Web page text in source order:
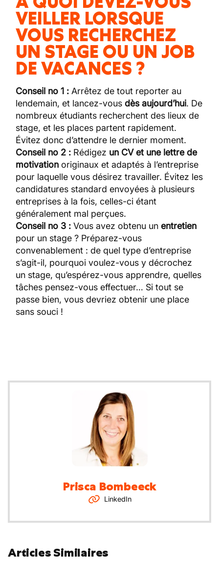
VEILLER LORSQUE
VOUS RECHERCHEZ
UN STAGE OU UN JOB
DE VACANCES ?
Conseil no 1 : Arrêtez de tout reporter au
lendemain, et lancez-vous dès aujourd’hui. De
nombreux étudiants recherchent des lieux de
stage, et les places partent rapidement.
Évitez donc d’attendre le dernier moment.
Conseil no 2 : Rédigez un CV et une lettre de
motivation originaux et adaptés à l’entreprise
pour laquelle vous désirez travailler. Évitez les
candidatures standard envoyées à plusieurs
entreprises à la fois, celles-ci étant
généralement mal perçues.
Conseil no 3 : Vous avez obtenu un entretien
pour un stage ? Préparez-vous
convenablement : de quel type d’entreprise
s’agit-il, pourquoi voulez-vous y décrochez
un stage, qu’espérez-vous apprendre, quelles
tâches pensez-vous effectuer… Si tout se
passe bien, vous devriez obtenir une place
sans souci !
Prisca Bombeeck
LinkedIn
Articles Similaires